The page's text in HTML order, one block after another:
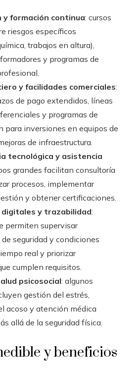
y formación continua: cursos
riesgos específicos
trabajos en altura),
y programas de
y facilidades comerciales:
de pago extendidos, líneas
y programas de
para inversiones en equipos de
de infraestructura.
tecnológica y asistencia
grandes facilitan consultoría
procesos, implementar
y obtener certificaciones.
y trazabilidad:
permiten supervisar
seguridad y condiciones
real y priorizar
cumplen requisitos.
psicosocial: algunos
gestión del estrés,
acoso y atención médica
allá de la seguridad física.
y beneficios